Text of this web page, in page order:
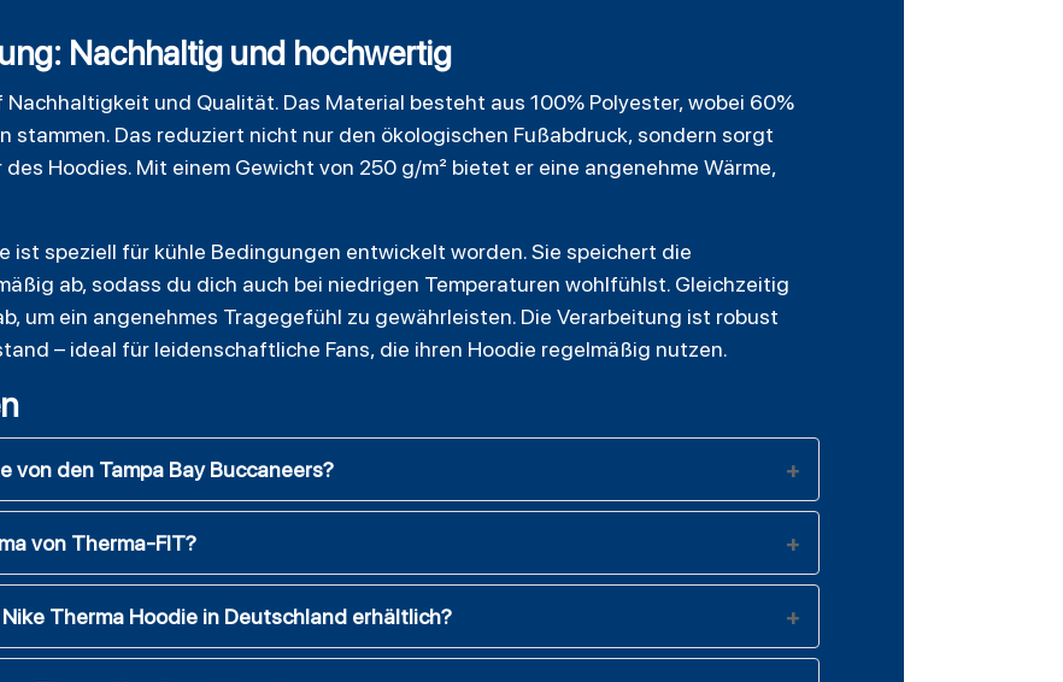
Nachhaltig und hochwertig
und Qualität. Das Material besteht aus 100% Polyester, wobei 60%
stammen. Das reduziert nicht nur den ökologischen Fußabdruck, sondern sorgt
Hoodies. Mit einem Gewicht von 250 g/m² bietet er eine angenehme Wärme,
ist speziell für kühle Bedingungen entwickelt worden. Sie speichert die
ab, sodass du dich auch bei niedrigen Temperaturen wohlfühlst. Gleichzeitig
um ein angenehmes Tragegefühl zu gewährleisten. Die Verarbeitung ist robust
– ideal für leidenschaftliche Fans, die ihren Hoodie regelmäßig nutzen.
von den Tampa Bay Buccaneers?
von Therma-FIT?
Therma Hoodie in Deutschland erhältlich?